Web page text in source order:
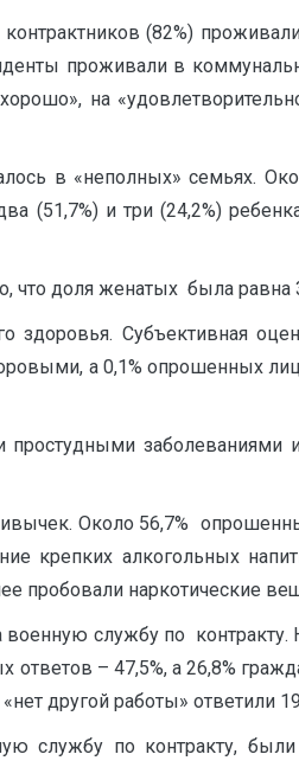
(82%)
проживали в
на
в «неполных» семьях.
и три (24,2%)
что доля женатых была равна
Субъективная
а 0,1% опрошенных
простудными
Около 56,7%
алкогольных
пробовали наркотические
службу по контракту.
– 47,5%, а 26,8%
другой работы» ответили
службу по контракту,